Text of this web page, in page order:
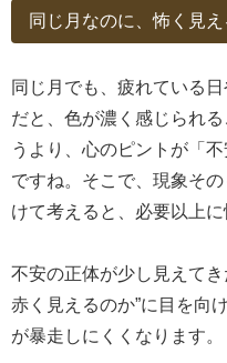
同じ月なのに、怖く見
同じ月でも、疲れている
だと、色が濃く感じられ
うより、心のピントが「
ですね。そこで、現象そ
けて考えると、必要以上
不安の正体が少し見えて
赤く見えるのか”に目を向
が暴走しにくくなります。